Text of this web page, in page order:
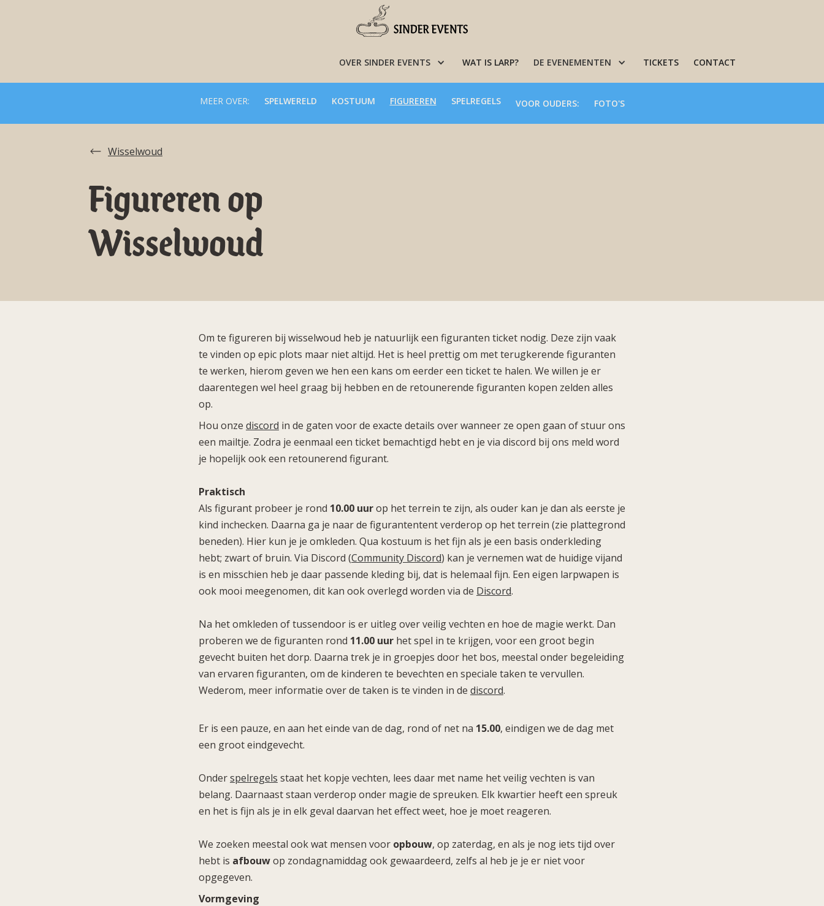
OVER SINDER EVENTS WAT IS LARP? DE EVENEMENTEN TICKETS CONTACT
MEER OVER: SPELWERELD KOSTUUM FIGUREREN SPELREGELS VOOR OUDERS: FOTO'S
Wisselwoud
Figureren op
Wisselwoud
Om te figureren bij wisselwoud heb je natuurlijk een figuranten ticket nodig. Deze zijn vaak
te vinden op epic plots maar niet altijd. Het is heel prettig om met terugkerende figuranten
te werken, hierom geven we hen een kans om eerder een ticket te halen. We willen je er
daarentegen wel heel graag bij hebben en de retounerende figuranten kopen zelden alles
op.
Hou onze discord in de gaten voor de exacte details over wanneer ze open gaan of stuur ons
een mailtje. Zodra je eenmaal een ticket bemachtigd hebt en je via discord bij ons meld word
je hopelijk ook een retounerend figurant.
Praktisch
Als figurant probeer je rond 10.00 uurop het terrein te zijn, als ouder kan je dan als eerste je
kind inchecken. Daarna ga je naar de figurantentent verderop op het terrein (zie plattegrond
beneden). Hier kun je je omkleden. Qua kostuum is het fijn als je een basis onderkleding
hebt; zwart of bruin. Via Discord (Community Discord) kan je vernemen wat de huidige vijand
is en misschien heb je daar passende kleding bij, dat is helemaal fijn. Een eigen larpwapen is
ook mooi meegenomen, dit kan ook overlegd worden via de Discord.
Na het omkleden of tussendoor is er uitleg over veilig vechten en hoe de magie werkt. Dan
proberen we de figuranten rond 11.00 uurhet spel in te krijgen, voor een groot begin
gevecht buiten het dorp. Daarna trek je in groepjes door het bos, meestal onder begeleiding
van ervaren figuranten, om de kinderen te bevechten en speciale taken te vervullen.
Wederom, meer informatie over de taken is te vinden in de discord.
Er is een pauze, en aan het einde van de dag, rond of net na 15.00, eindigen we de dag met
een groot eindgevecht.
Onderspelregels staat het kopje vechten, lees daar met name het veilig vechten is van
belang. Daarnaast staan verderop onder magie de spreuken. Elk kwartier heeft een spreuk
en het is fijn als je in elk geval daarvan het effect weet, hoe je moet reageren.
We zoeken meestal ook wat mensen voor opbouw, op zaterdag, en als je nog iets tijd over
hebt is afbouwop zondagnamiddag ook gewaardeerd, zelfs al heb je je er niet voor
opgegeven.
Vormgeving